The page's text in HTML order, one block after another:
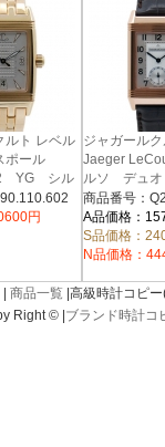
ルト レベル
ポール
YG シル
円
ジャガール
Jaeger
ルソ デュ
Q2712410
ルド 手巻き
商品番号：
A品価格：
S品価格：
N品価格：
商品一覧 |高級時計コピ
Right © | ブランド時計コ